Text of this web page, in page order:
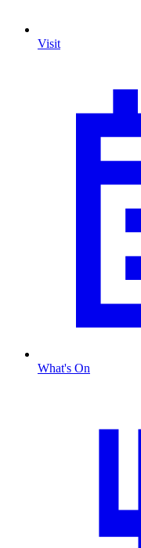
Visit
What's On